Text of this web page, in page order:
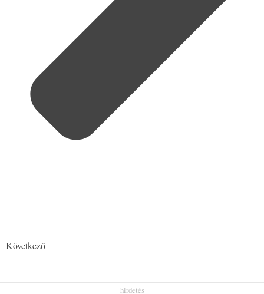
Következő